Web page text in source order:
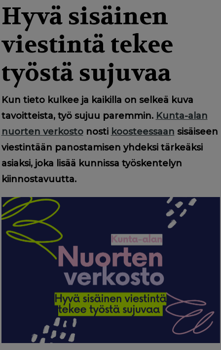
i
a
t
i
o
n
Hyvä sisäinen
viestintä tekee
työstä sujuvaa
Kun tieto kulkee ja kaikilla on selkeä kuva
tavoitteista, työ sujuu paremmin. Kunta-alan
nuorten verkostonosti koosteessaan sisäiseen
viestintään panostamisen yhdeksi tärkeäksi
asiaksi, joka lisää kunnissa työskentelyn
kiinnostavuutta.